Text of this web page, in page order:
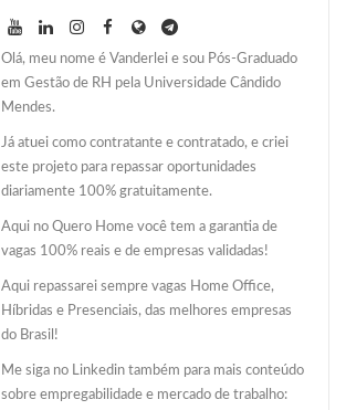
Olá, meu nome é Vanderlei e sou Pós-Graduado
em Gestão de RH pela Universidade Cândido
Mendes.
Já atuei como contratante e contratado, e criei
este projeto para repassar oportunidades
diariamente 100% gratuitamente.
Aqui no Quero Home você tem a garantia de
vagas 100% reais e de empresas validadas!
Aqui repassarei sempre vagas Home Office,
Híbridas e Presenciais, das melhores empresas
do Brasil!
Me siga no Linkedin também para mais conteúdo
sobre empregabilidade e mercado de trabalho: